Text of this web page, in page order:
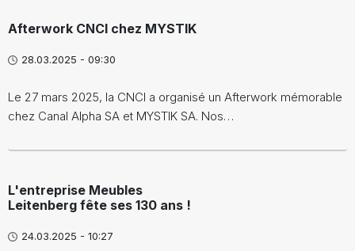
Afterwork CNCI chez MYSTIK
28.03.2025 - 09:30
Le 27 mars 2025, la CNCI a organisé un Afterwork mémorable
chez Canal Alpha SA et MYSTIK SA. Nos…
L'entreprise Meubles
Leitenberg fête ses 130 ans !
24.03.2025 - 10:27